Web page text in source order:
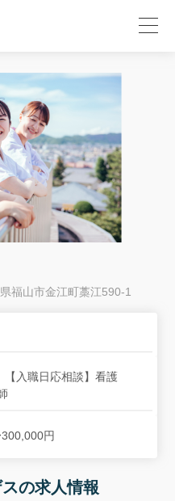
福山市金江町藁江590-1
【入職日応相談】看護
円
の求人情報